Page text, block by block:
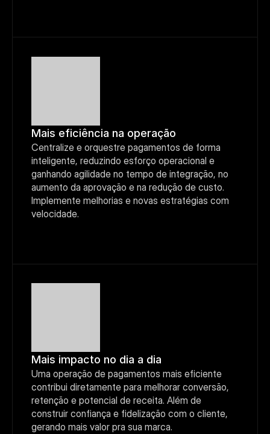
Mais eficiência na operação
Centralize e orquestre pagamentos de forma
inteligente, reduzindo esforço operacional e
ganhando agilidade no tempo de integração, no
aumento da aprovação e na redução de custo.
Implemente melhorias e novas estratégias com
velocidade.
Mais impacto no dia a dia
Uma operação de pagamentos mais eficiente
contribui diretamente para melhorar conversão,
retenção e potencial de receita. Além de
construir confiança e fidelização com o cliente,
gerando mais valor pra sua marca.